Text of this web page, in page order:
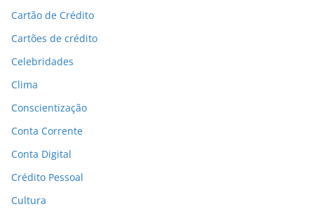
Cartão de Crédito
Cartões de crédito
Celebridades
Clima
Conscientização
Conta Corrente
Conta Digital
Crédito Pessoal
Cultura